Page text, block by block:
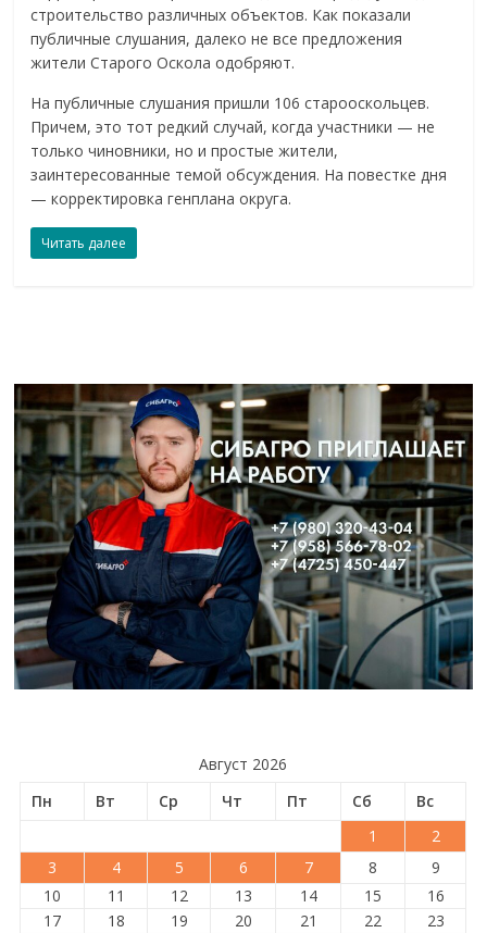
строительство различных объектов. Как показали
публичные слушания, далеко не все предложения
жители Старого Оскола одобряют.
На публичные слушания пришли 106 старооскольцев.
Причем, это тот редкий случай, когда участники — не
только чиновники, но и простые жители,
заинтересованные темой обсуждения. На повестке дня
— корректировка генплана округа.
Читать далее
Август 2026
Пн
Вт Ср Чт Пт Сб
Вс
1
2
3
4 5 6 7 8
9
10
11 12 13 14 15
16
17
18 19 20 21 22
23